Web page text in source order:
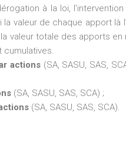
à la loi,
valeur de chaque apport là
valeur totale des apports
cumulatives.
actions(SA, SASU, SAS,
(SA, SASU, SAS, SCA) ;
(SA, SASU, SAS, SCA).